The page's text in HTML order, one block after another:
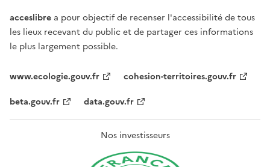
acceslibre a pour objectif de recenser l'accessibilité de tous
les lieux recevant du public et de partager ces informations
le plus largement possible.
www.ecologie.gouv.fr
cohesion-territoires.gouv.fr
beta.gouv.fr
data.gouv.fr
Nos investisseurs